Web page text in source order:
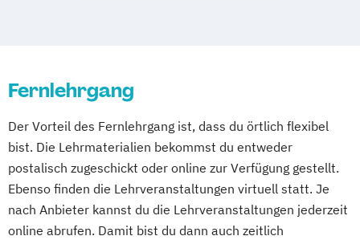
Professional Software Engineering
Wirtschaftsinformatik
Fernlehrgang
Der Vorteil des Fernlehrgang ist, dass du örtlich flexibel
bist. Die Lehrmaterialien bekommst du entweder
postalisch zugeschickt oder online zur Verfügung gestellt.
Ebenso finden die Lehrveranstaltungen virtuell statt. Je
nach Anbieter kannst du die Lehrveranstaltungen jederzeit
online abrufen. Damit bist du dann auch zeitlich